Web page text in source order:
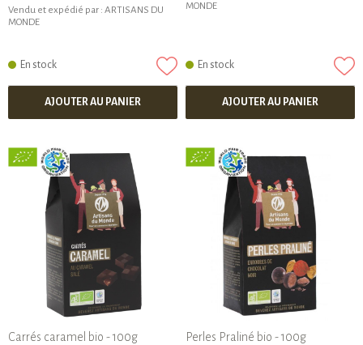
Vendu et expédié par : ARTISANS DU
MONDE
En stock
AJOUTER AU PANIER
MONDE
En stock
AJOUTER AU PANIER
Carrés caramel bio - 100g Perles Praliné bio - 100g